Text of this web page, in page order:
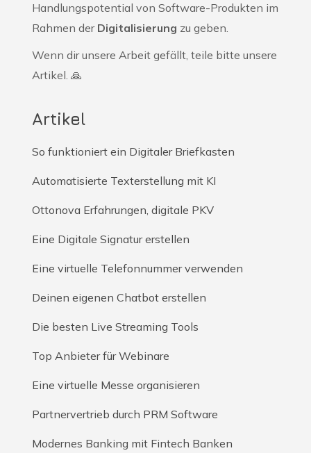
Handlungspotential von Software-Produkten im
Rahmen der Digitalisierung zu geben.
Wenn dir unsere Arbeit gefällt, teile bitte unsere
Artikel. 🙏
Artikel
So funktioniert ein Digitaler Briefkasten
Automatisierte Texterstellung mit KI
Ottonova Erfahrungen, digitale PKV
Eine Digitale Signatur erstellen
Eine virtuelle Telefonnummer verwenden
Deinen eigenen Chatbot erstellen
Die besten Live Streaming Tools
Top Anbieter für Webinare
Eine virtuelle Messe organisieren
Partnervertrieb durch PRM Software
Modernes Banking mit Fintech Banken